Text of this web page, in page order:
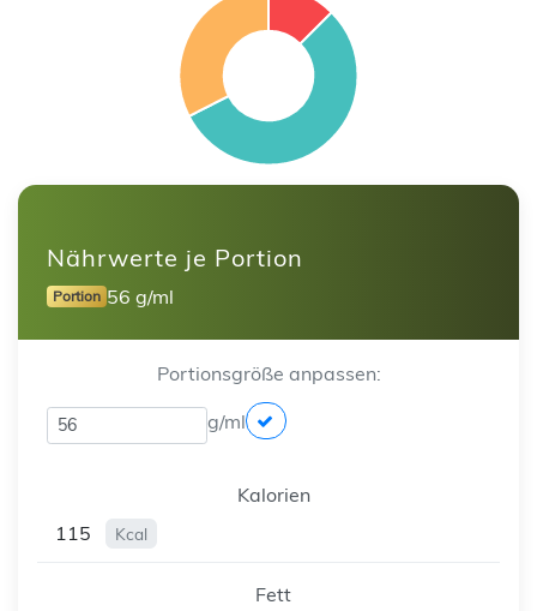
Nährwerte je Portion
Portion 56 g/ml
Portionsgröße anpassen:
g/ml
Kalorien
115
Kcal
Fett